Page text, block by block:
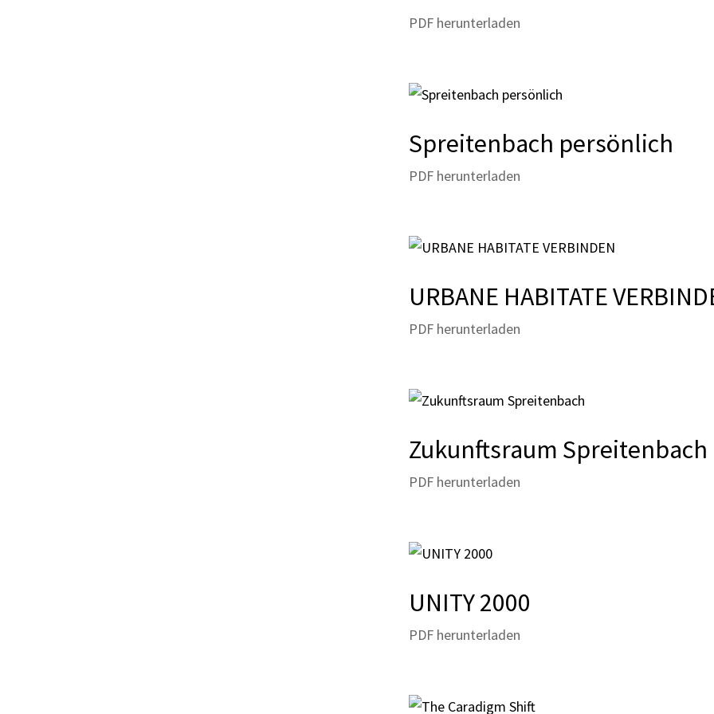
PDF herunterladen
Spreitenbach persönlich
PDF herunterladen
URBANE HABITATE
PDF herunterladen
Zukunftsraum Spreitenbach
PDF herunterladen
UNITY 2000
PDF herunterladen